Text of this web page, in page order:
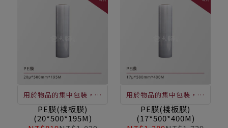
用於物品的集中包裝，將
物品進行多層的纏繞，讓
膜與膜相互自黏，包裝後
PE膜(棧板膜)
(20*500*195M)
用於物品的集中包裝，將
物品進行多層的纏繞，讓
膜與膜相互自黏，包裝後
PE膜(棧板膜)
(17*500*400M)